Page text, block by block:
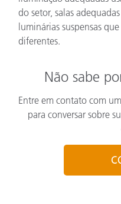
do setor, salas
luminárias suspensas
diferentes.
Não sabe
Entre em contato com
para conversar sobre